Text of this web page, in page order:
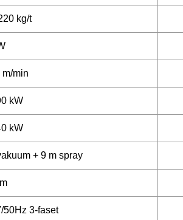
kg/t
min
kW
kW
+ 9 m spray
50Hz 3-faset